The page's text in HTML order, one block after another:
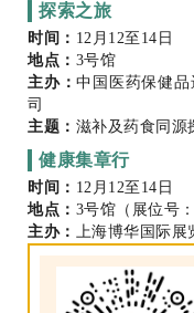
探索之旅
时间： 12月12至14日
地点： 3号馆
主办：中国医药保健
司
主题： 滋补及药食同源
健康集章行
时间： 12月12至14日
地点： 3号馆（展位号
主办： 上海博华国际展